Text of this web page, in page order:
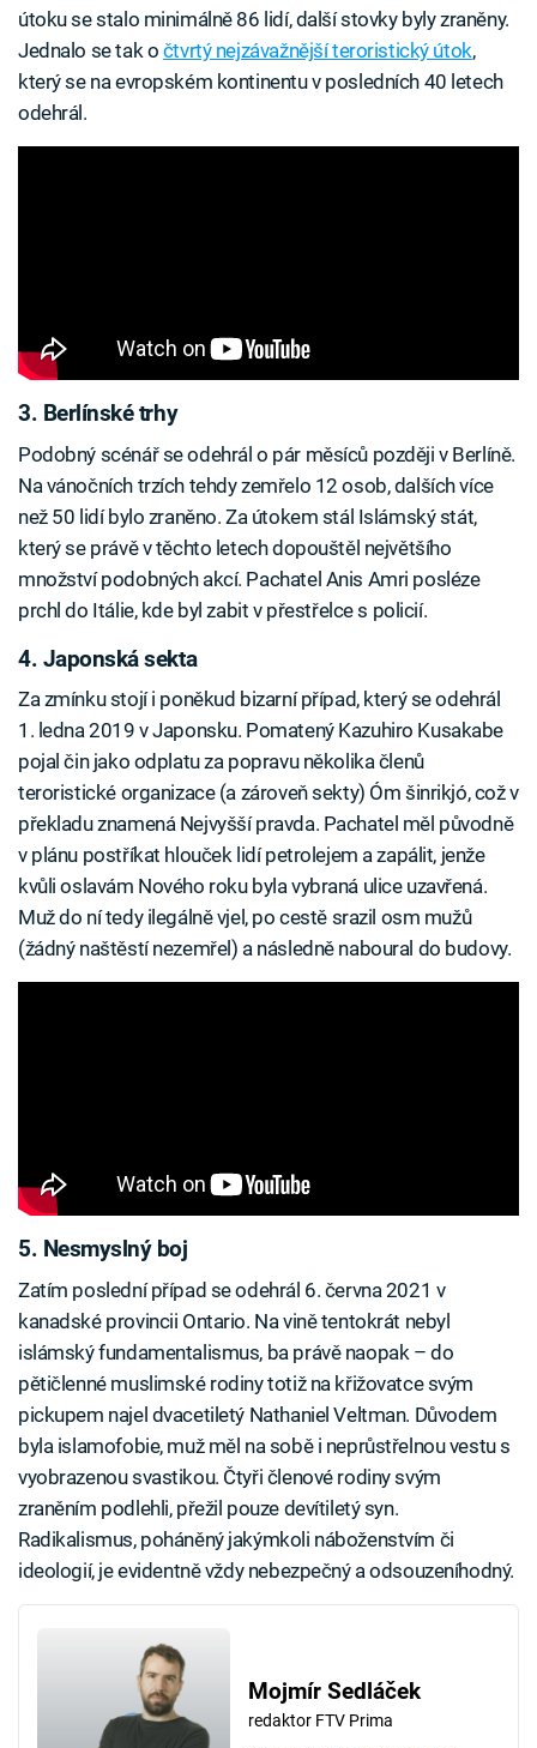
útoku se stalo minimálně 86 lidí, další stovky byly zraněny.
Jednalo se tak o čtvrtý nejzávažnější teroristický útok,
který se na evropském kontinentu v posledních 40 letech
odehrál.
3. Berlínské trhy
Podobný scénář se odehrál o pár měsíců později v Berlíně.
Na vánočních trzích tehdy zemřelo 12 osob, dalších více
než 50 lidí bylo zraněno. Za útokem stál Islámský stát,
který se právě v těchto letech dopouštěl největšího
množství podobných akcí. Pachatel Anis Amri posléze
prchl do Itálie, kde byl zabit v přestřelce s policií.
4. Japonská sekta
Za zmínku stojí i poněkud bizarní případ, který se odehrál
1. ledna 2019 v Japonsku. Pomatený Kazuhiro Kusakabe
pojal čin jako odplatu za popravu několika členů
teroristické organizace (a zároveň sekty) Óm šinrikjó, což v
překladu znamená Nejvyšší pravda. Pachatel měl původně
v plánu postříkat hlouček lidí petrolejem a zapálit, jenže
kvůli oslavám Nového roku byla vybraná ulice uzavřená.
Muž do ní tedy ilegálně vjel, po cestě srazil osm mužů
(žádný naštěstí nezemřel) a následně naboural do budovy.
5. Nesmyslný boj
Zatím poslední případ se odehrál 6. června 2021 v
kanadské provincii Ontario. Na vině tentokrát nebyl
islámský fundamentalismus, ba právě naopak – do
pětičlenné muslimské rodiny totiž na křižovatce svým
pickupem najel dvacetiletý Nathaniel Veltman. Důvodem
byla islamofobie, muž měl na sobě i neprůstřelnou vestu s
vyobrazenou svastikou. Čtyři členové rodiny svým
zraněním podlehli, přežil pouze devítiletý syn.
Radikalismus, poháněný jakýmkoli náboženstvím či
ideologií, je evidentně vždy nebezpečný a odsouzeníhodný.
Mojmír Sedláček
redaktor FTV Prima